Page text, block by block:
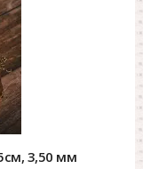
3,50 мм